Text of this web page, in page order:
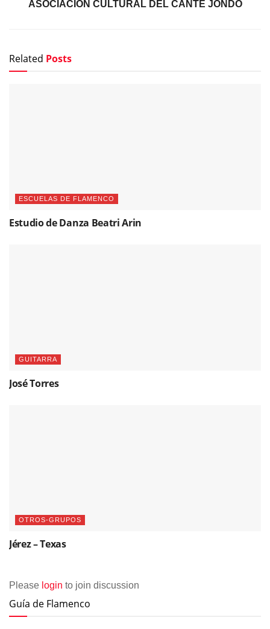
ASOCIACIÓN CULTURAL DEL CANTE JONDO
Related Posts
ESCUELAS DE FLAMENCO
Estudio de Danza Beatri Arin
GUITARRA
José Torres
OTROS-GRUPOS
Jérez – Texas
Please login to join discussion
Guía de Flamenco